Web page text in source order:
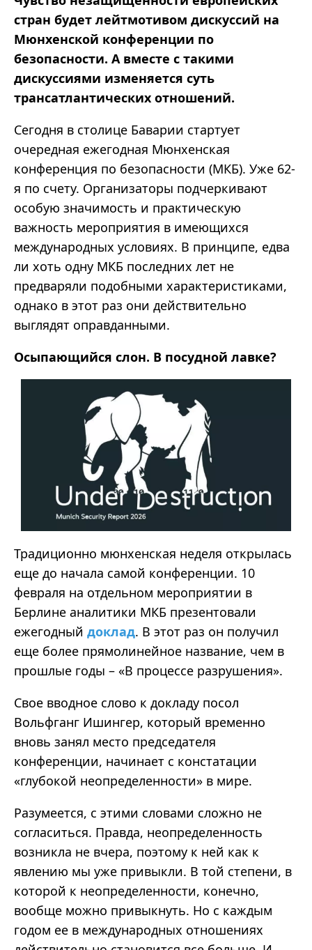
стран будет лейтмотивом дискуссий на
Мюнхенской конференции по
безопасности. А вместе с такими
дискуссиями изменяется суть
трансатлантических отношений.
Сегодня в столице Баварии стартует
очередная ежегодная Мюнхенская
конференция по безопасности (МКБ). Уже 62-
я по счету. Организаторы подчеркивают
особую значимость и практическую
важность мероприятия в имеющихся
международных условиях. В принципе, едва
ли хоть одну МКБ последних лет не
предваряли подобными характеристиками,
однако в этот раз они действительно
выглядят оправданными.
Осыпающийся слон. В посудной лавке?
Традиционно мюнхенская неделя открылась
еще до начала самой конференции. 10
февраля на отдельном мероприятии в
Берлине аналитики МКБ презентовали
ежегодный доклад. В этот раз он получил
еще более прямолинейное название, чем в
прошлые годы – «В процессе разрушения».
Свое вводное слово к докладу посол
Вольфганг Ишингер, который временно
вновь занял место председателя
конференции, начинает с констатации
«глубокой неопределенности» в мире.
Разумеется, с этими словами сложно не
согласиться. Правда, неопределенность
возникла не вчера, поэтому к ней как к
явлению мы уже привыкли. В той степени, в
которой к неопределенности, конечно,
вообще можно привыкнуть. Но с каждым
годом ее в международных отношениях